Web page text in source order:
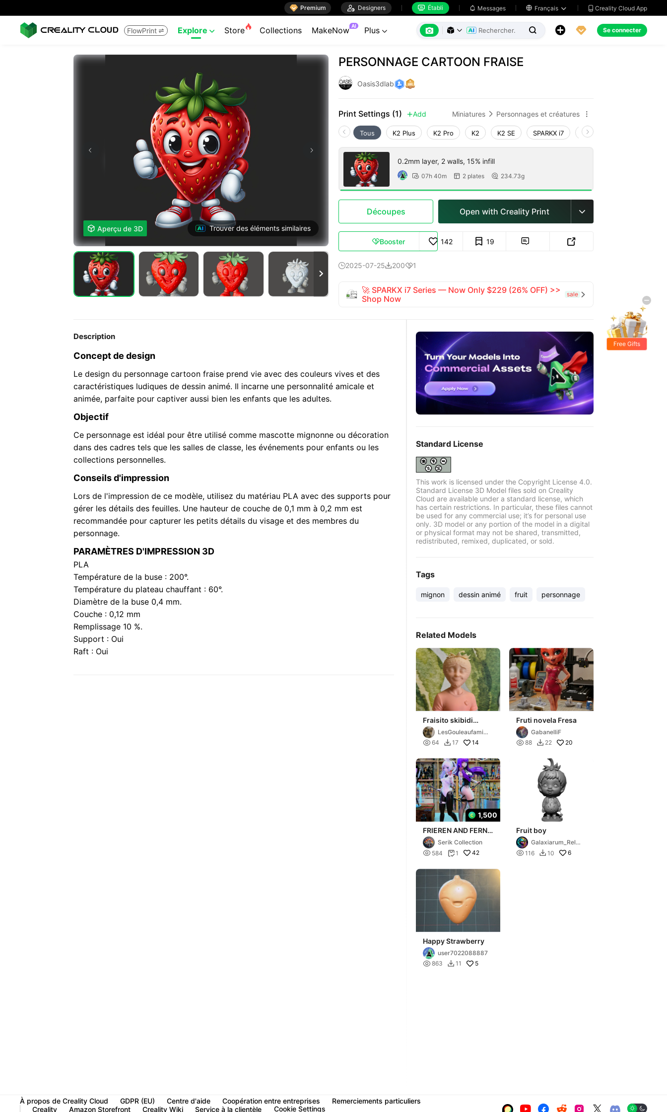
 Premium  Designers  Établi  Messages  Français   Creality Cloud App
FlowPrint  Explore  Store Collections MakeNow AI Plus        Se connecter
 Aperçu de 3D Trouver des éléments similaires

PERSONNAGE CARTOON FRAISE
Oasis3dlab
Print Settings (1) Add Miniatures  Personnages et créatures 
Tous K2 Plus K2 Pro K2 K2 SE SPARKX i7 Creality Hi
0.2mm layer, 2 walls, 15% infill
 07h 40m  2 plates  234.73g
Découpes Open with Creality Print 
Booster 142 19  
2025-07-252001
🚀 SPARKX i7 Series — Now Only $229 (26% OFF) >>
Shop Now
sale 
Description
Concept de design
Le design du personnage cartoon fraise prend vie avec des couleurs vives et des
caractéristiques ludiques de dessin animé. Il incarne une personnalité amicale et
animée, parfaite pour captiver aussi bien les enfants que les adultes.
Objectif
Ce personnage est idéal pour être utilisé comme mascotte mignonne ou décoration
dans des cadres tels que les salles de classe, les événements pour enfants ou les
collections personnelles.
Conseils d'impression
Lors de l'impression de ce modèle, utilisez du matériau PLA avec des supports pour
gérer les détails des feuilles. Une hauteur de couche de 0,1 mm à 0,2 mm est
recommandée pour capturer les petits détails du visage et des membres du
personnage.
PARAMÈTRES D'IMPRESSION 3D
PLA
Température de la buse : 200°.
Température du plateau chauffant : 60°.
Diamètre de la buse 0,4 mm.
Couche : 0,12 mm
Remplissage 10 %.
Support : Oui
Raft : Oui
Standard License
This work is licensed under the Copyright License 4.0.
Standard License 3D Model files sold on Creality
Cloud are available under a standard license, which
has certain restrictions. In particular, these files cannot
be used for any commercial use; it’s for personal use
only. 3D model or any portion of the model in a digital
or physical format may not be shared, transmitted,
redistributed, remixed, duplicated, or sold.
Tags
mignon dessin animé fruit personnage
Related Models
Fraisito skibidi
tentafruitLesGouleaufamill
y
 64  17 14
Fruti novela Fresa
GabanelliF
 88  22 20
1,500
FRIEREN AND FERN
BUNNY VER. - SOSO
NO FRIREN
Serik Collection
 584 1 42
Fruit boy
Galaxiarum_Relie
f
 116  10 6
Happy Strawberry
user7022088887
 863  11 5
À propos de Creality Cloud GDPR (EU) Centre d'aide Coopération entre entreprises
Remerciements particuliers
Creality
Amazon Storefront Creality Wiki Service à la clientèle Cookie Settings      
Free Gifts